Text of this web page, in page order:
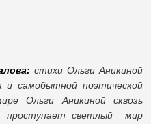
стихи Ольги Аникиной
и самобытной поэтической
Ольги Аникиной сквозь
проступает светлый мир